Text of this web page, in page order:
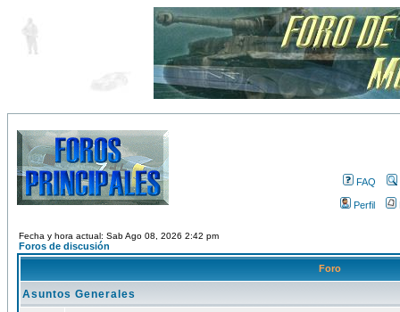
FAQ
Perfil
Fecha y hora actual: Sab Ago 08, 2026 2:42 pm
Foros de discusión
Foro
Asuntos Generales